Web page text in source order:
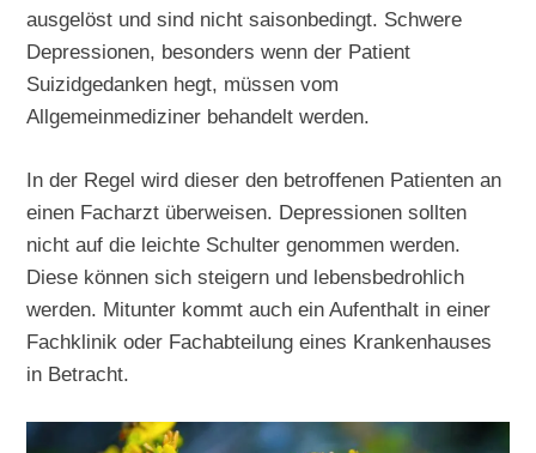
ausgelöst und sind nicht saisonbedingt. Schwere
Depressionen, besonders wenn der Patient
Suizidgedanken hegt, müssen vom
Allgemeinmediziner behandelt werden.
In der Regel wird dieser den betroffenen Patienten an
einen Facharzt überweisen. Depressionen sollten
nicht auf die leichte Schulter genommen werden.
Diese können sich steigern und lebensbedrohlich
werden. Mitunter kommt auch ein Aufenthalt in einer
Fachklinik oder Fachabteilung eines Krankenhauses
in Betracht.